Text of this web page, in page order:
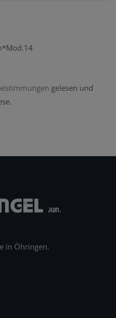
gelesen und
in Öhringen.